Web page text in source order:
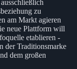
zu
am Markt agieren
neue Plattform will
etablieren -
der Traditionsmarke
dem großen